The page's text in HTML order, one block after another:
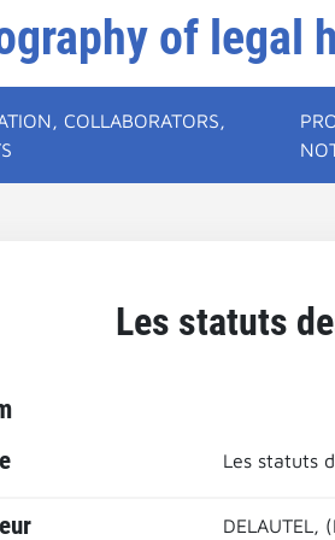
of legal
COLLABORATORS,
Les statuts
Les statuts
DELAUTEL,